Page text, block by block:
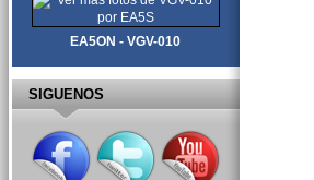
EA5ON - VGV-010
SIGUENOS